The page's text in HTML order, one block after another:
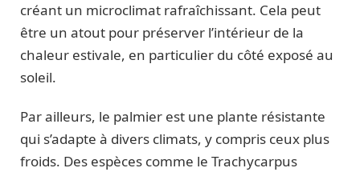
créant un microclimat rafraîchissant. Cela peut
être un atout pour préserver l’intérieur de la
chaleur estivale, en particulier du côté exposé au
soleil.
Par ailleurs, le palmier est une plante résistante
qui s’adapte à divers climats, y compris ceux plus
froids. Des espèces comme le Trachycarpus